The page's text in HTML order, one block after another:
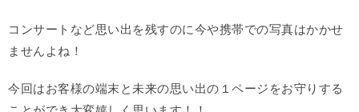
コンサートなど思い出を残すのに今や携帯での写真はかかせ
ませんよね！
今回はお客様の端末と未来の思い出の１ページをお守りする